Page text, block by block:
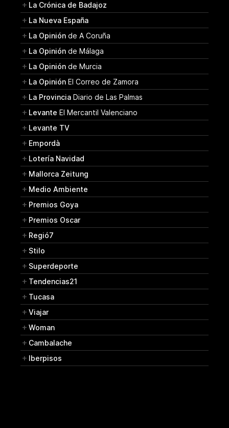
La Crónica de Badajoz
La Nueva España
La Opinión de A Coruña
La Opinión de Málaga
La Opinión de Murcia
La Opinión El Correo de Zamora
La Provincia Diario de Las Palmas
Levante El Mercantil Valenciano
Levante TV
Empordà
Lotería Navidad
Mallorca Zeitung
Medio Ambiente
Premios Goya
Premios Oscar
Regió7
Stilo
Superdeporte
Tendencias21
Tucasa
Viajar
Woman
Cambalache
Iberpisos